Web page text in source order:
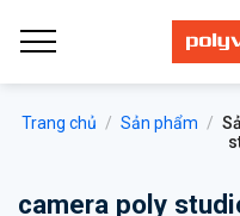
qua
Trang chủ / Sản phẩm /
camera poly